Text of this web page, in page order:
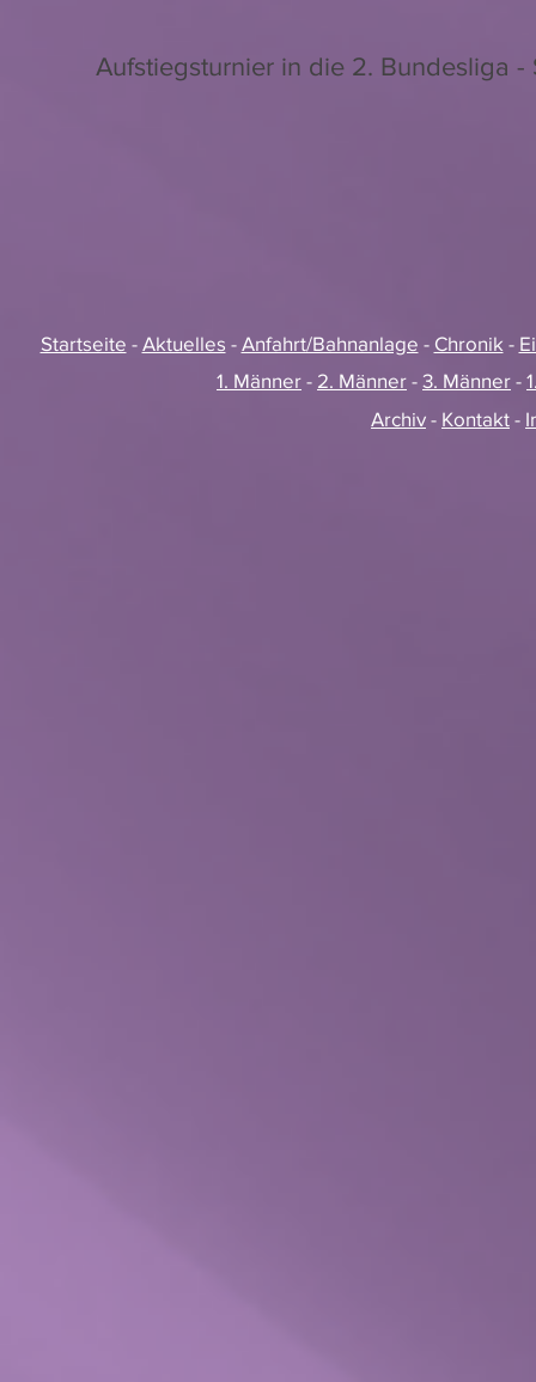
Aufstiegsturnier in die 2. Bundesliga
Startseite - Aktuelles - Anfahrt/Bahnanlage - Chronik -
1. Männer - 2. Männer - 3. Männer -
Archiv - Kontakt -